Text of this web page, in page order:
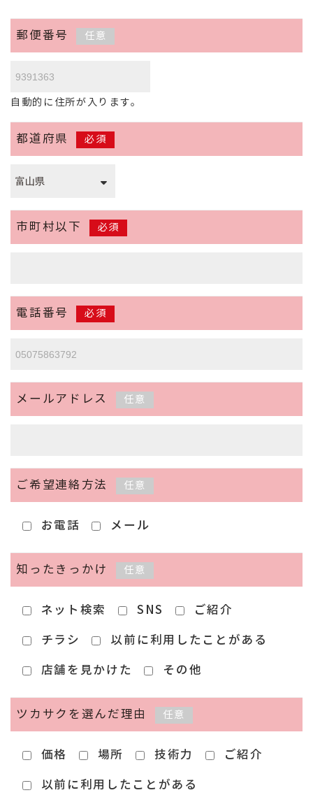
郵便番号 任意
自動的に住所が入ります。
都道府県 必須
市町村以下 必須
電話番号 必須
メールアドレス 任意
ご希望連絡方法 任意
お電話 メール
知ったきっかけ 任意
ネット検索 SNS
ご紹介
チラシ
以前に利用したことがある
店舗を見かけた
その他
ツカサクを選んだ理由 任意
価格 場所 技術力
ご紹介
以前に利用したことがある